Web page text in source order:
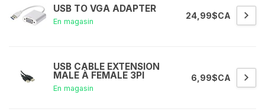
USB TO VGA ADAPTER
En magasin
24,99$CA
USB CABLE EXTENSION
MALE À FEMALE 3PI
En magasin
6,99$CA